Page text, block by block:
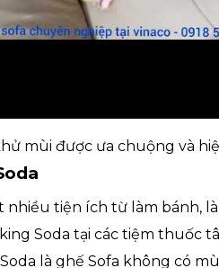
mùi được ưa chuộng và
nhiều tiện ích từ làm bánh,
Soda tại các tiệm thuốc
là ghế Sofa không có